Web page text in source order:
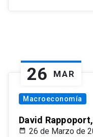
26 MAR
Macroeconomía
David Rappoport,
26 de Marzo de